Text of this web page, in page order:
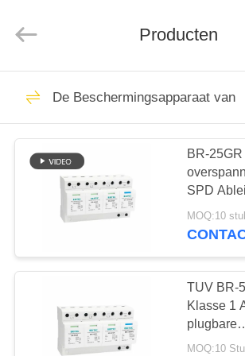
THUIS
PRODUCTEN
OVER
FABRIEKSREIS
Co.,
Reserved.
Het apparaat
Producten
De Beschermingsapparaat van
BR-
SPD
MOQ:10
TUV BR-
Klasse 1
plugbare
MOQ:10